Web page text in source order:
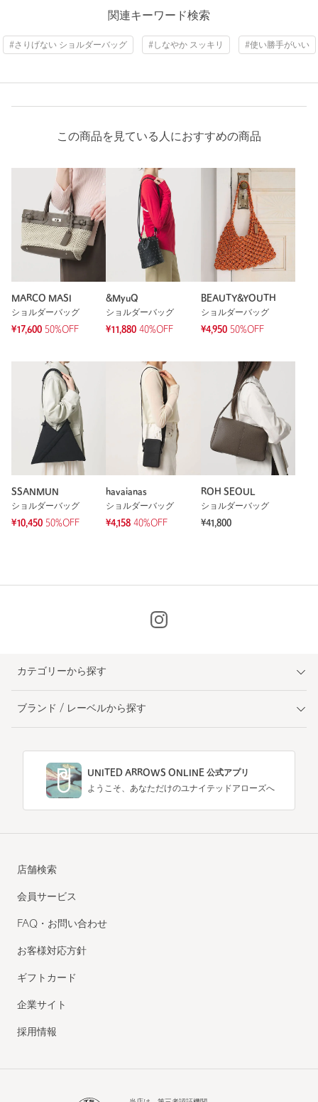
返品 対象商品 返品等について
洗濯表示について
原産国 マダガスカル製
商品番号 7977-4-000146
関連キーワード検索
#さりげない ショルダーバッグ #しなやか スッキリ #使い勝手がいい
この商品を見ている人におすすめの商品
MARCO MASI
ショルダーバッグ
¥17,600 50%OFF
&MyuQ
ショルダーバッグ
¥11,880 40%OFF
BEAUTY&YOUTH
ショルダーバッグ
¥4,950 50%OFF
SSANMUN
ショルダーバッグ
¥10,450 50%OFF
havaianas
ショルダーバッグ
¥4,158 40%OFF
ROH SEOUL
ショルダーバッグ
¥41,800
カテゴリーから探す
ブランド / レーベルから探す
UNITED ARROWS ONLINE 公式アプリ
ようこそ、あなただけのユナイテッドアローズへ
店舗検索
会員サービス
FAQ・お問い合わせ
お客様対応方針
ギフトカード
企業サイト
採用情報